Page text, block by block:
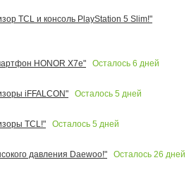
TCL и консоль PlayStation 5 Slim!"
HONOR X7e"
Осталось 6 дней
iFFALCON"
Осталось 5 дней
TCL!"
Осталось 5 дней
давления Daewoo!"
Осталось 26 дней